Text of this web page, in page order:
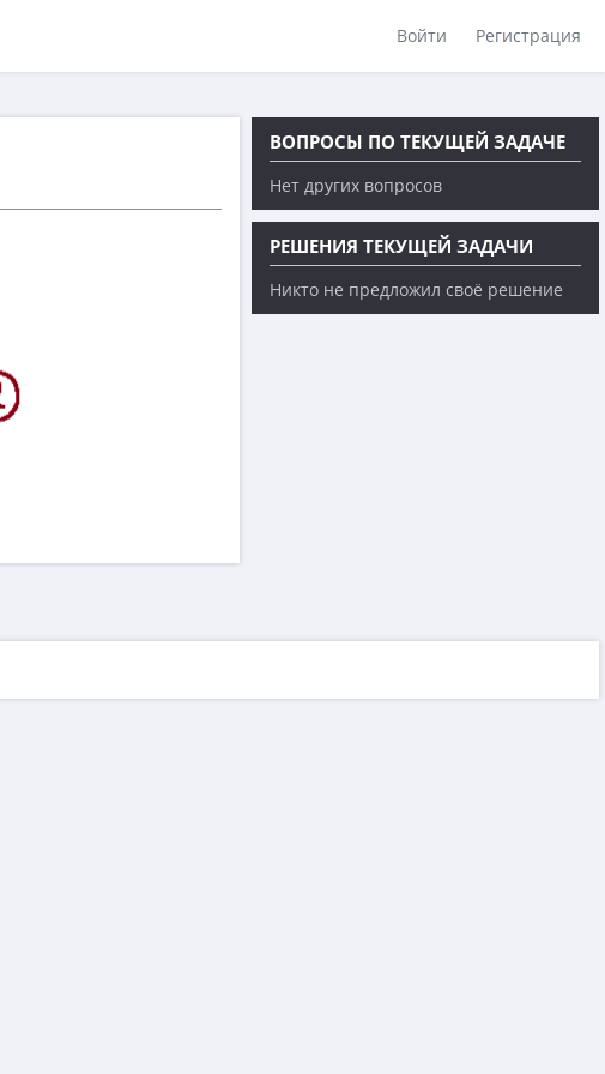
Войти Регистрация
ВОПРОСЫ ПО ТЕКУЩЕЙ ЗАДАЧЕ
Нет других вопросов
РЕШЕНИЯ ТЕКУЩЕЙ ЗАДАЧИ
Никто не предложил своё решение